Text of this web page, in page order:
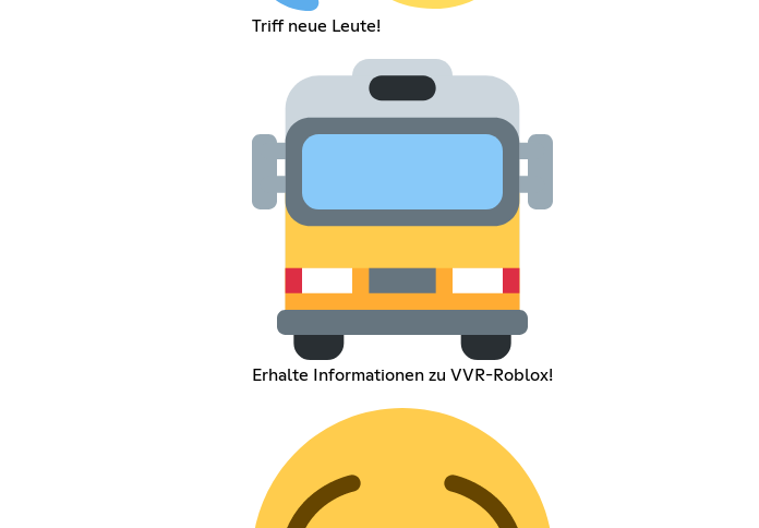
Triff neue Leute!
Erhalte Informationen zu VVR-Roblox!